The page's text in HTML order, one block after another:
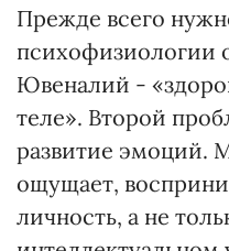
Прежде всего
психофизиологии
Ювеналий -
теле». Второй
развитие эмоций.
ощущает,
личность, а не